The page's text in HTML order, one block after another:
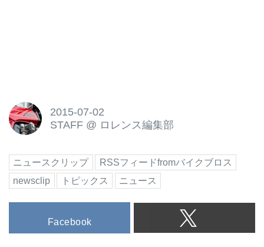
2015-07-02
STAFF @ ロレンス編集部
ニュースクリップ
RSSフィードfromバイクブロス
newsclip
トピックス ニュース
Facebook